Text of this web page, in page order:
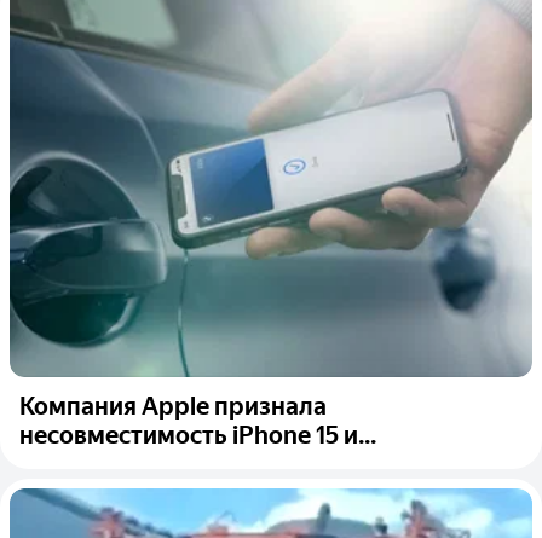
Компания Apple признала
несовместимость iPhone 15 и...